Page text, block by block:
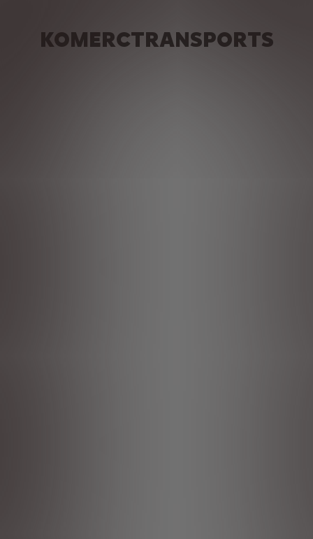
KOMERCTRANSPORTS